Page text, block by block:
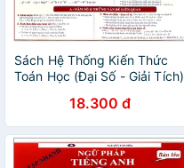
Sách Hệ Thống Kiến Thức
Toán Học (Đại Số - Giải Tích)
18.300 đ